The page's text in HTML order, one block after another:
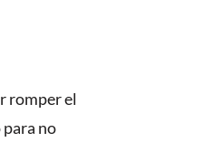
romper el
no